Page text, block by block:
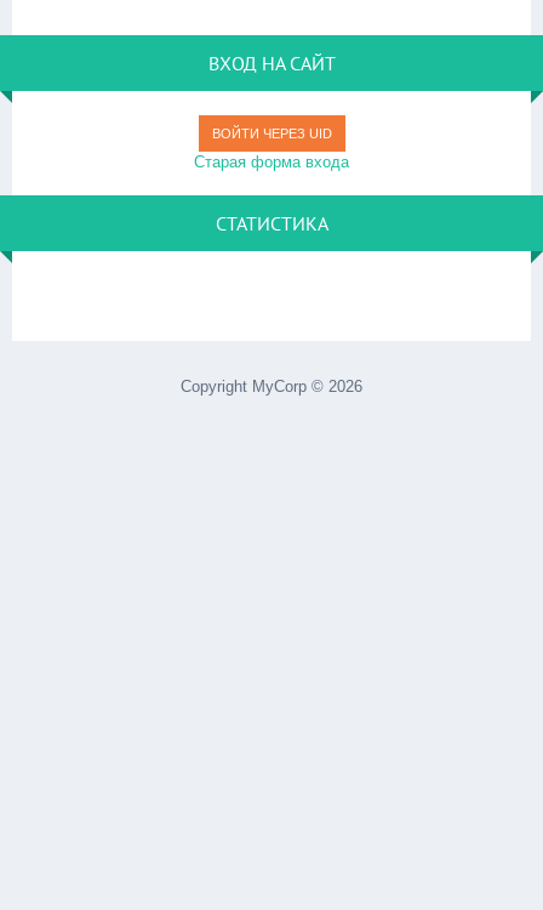
ВХОД НА САЙТ
ВОЙТИ ЧЕРЕЗ UID
Старая форма входа
СТАТИСТИКА
Copyright MyCorp © 2026